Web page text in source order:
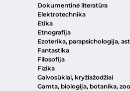
Dokumentinė literatūra
Elektrotechnika
Etika
Etnografija
Ezoterika, parapsichologija,
Fantastika
Filosofija
Fizika
Galvosūkiai, kryžiažodžiai
Gamta, biologija, botanika,